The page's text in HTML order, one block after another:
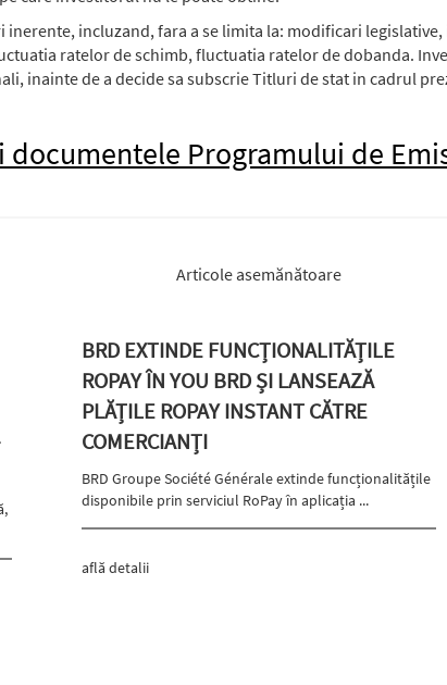
incluzand, fara a se limita la: modificari
ratelor de schimb, fluctuatia ratelor de dobanda.
inainte de a decide sa subscrie Titluri de stat in cadrul
documentele Programului de
Articole asemănătoare
BRD EXTINDE FUNCȚIONALITĂȚILE
ROPAY ÎN YOU BRD ȘI LANSEAZĂ
PLĂȚILE ROPAY INSTANT CĂTRE
COMERCIANȚI
BRD Groupe Société Générale extinde funcționalitățile
disponibile prin serviciul RoPay în aplicația ...
află detalii